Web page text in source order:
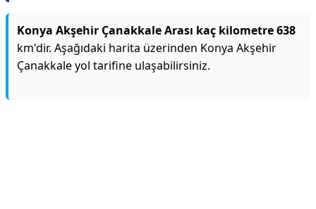
Konya Akşehir Çanakkale Arası kaç kilometre 638
km'dir. Aşağıdaki harita üzerinden Konya Akşehir
Çanakkale yol tarifine ulaşabilirsiniz.